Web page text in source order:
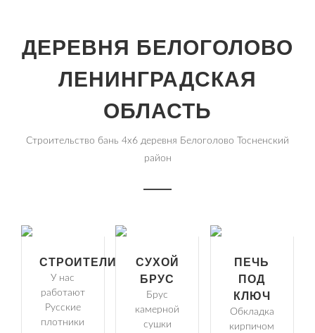
ДЕРЕВНЯ БЕЛОГОЛОВО
ЛЕНИНГРАДСКАЯ
ОБЛАСТЬ
Строительство бань 4х6 деревня Белоголово Тосненский
район
СТРОИТЕЛИ
У нас
работают
Русские
плотники
СУХОЙ
БРУС
Брус
камерной
сушки
ПЕЧЬ
ПОД
КЛЮЧ
Обкладка
кирпичом